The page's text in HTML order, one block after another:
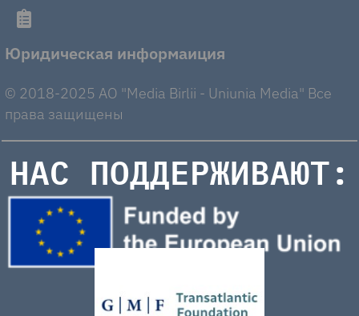
Юридическая информаиция
© 2018-2025 AO "Media Birlii - Uniunia Media" Все
права защищены
НАС ПОДДЕРЖИВАЮТ: